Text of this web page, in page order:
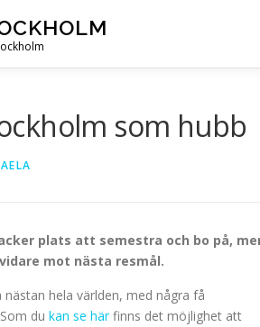
som hubb
plats att semestra och bo på,
mot nästa resmål.
hela världen, med några få
du kan se härfinns det möjlighet att